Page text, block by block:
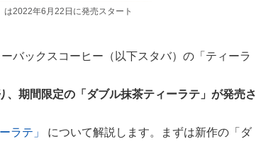
は2022年6月22日に発売スタート
バックスコーヒー（以下スタバ）の「ティーラ
期間限定の「ダブル抹茶ティーラテ」が発売さ
ラテ」
について解説します。まずは新作の「ダ